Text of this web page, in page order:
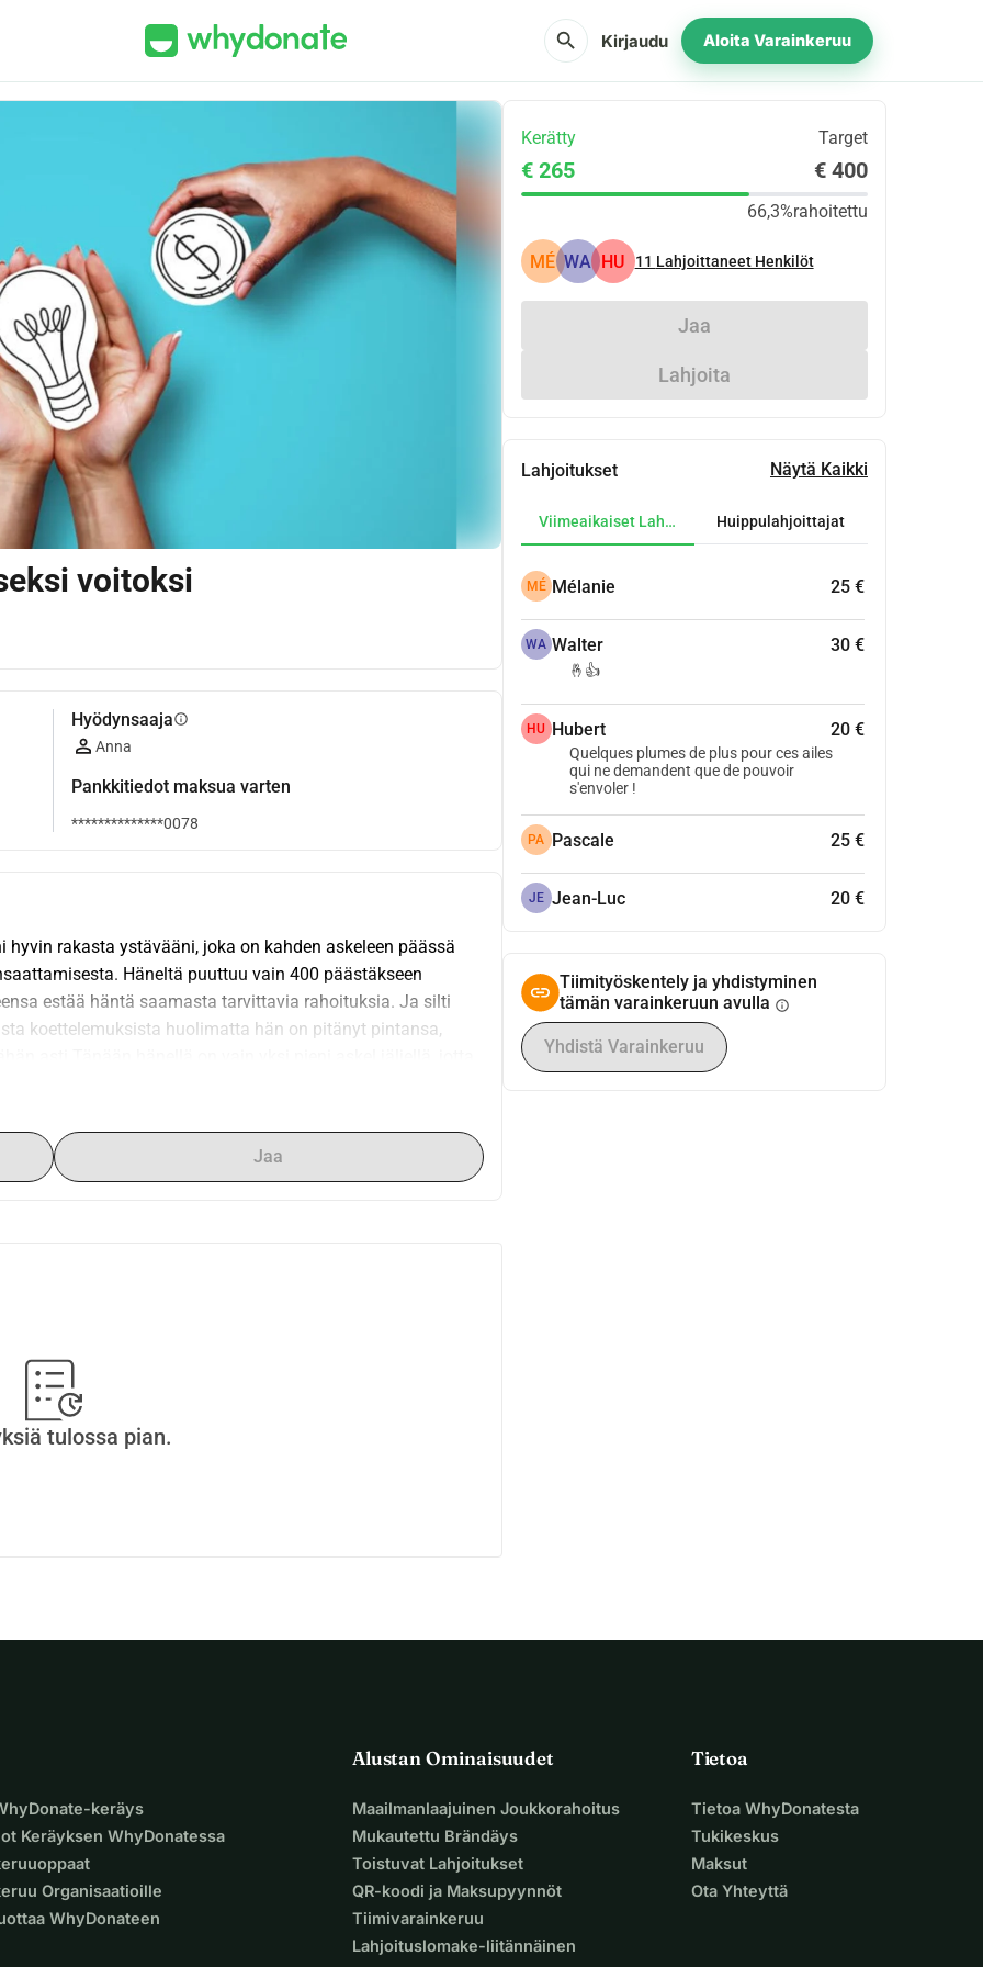
search Kirjaudu Aloita Varainkeruu
voitoksi
Hyödynsaajainfo
Anna
Pankkitiedot maksua varten
**************0078
rakasta ystävääni, joka on kahden askeleen päässä
Häneltä puuttuu vain 400 päästäkseen
estää häntä saamasta tarvittavia rahoituksia. Ja silti
koettelemuksista huolimatta hän on pitänyt pintansa,
syvästi, että hän ansaitsee päästä maaliin ja avata uusi
tähän kauniiseen seikkailuun
Jaa
tulossa pian.
Kerätty Target
€ 265 € 400
66,3%rahoitettu
MÉ WA HU 11 Lahjoittaneet Henkilöt
Jaa
Lahjoita
Lahjoitukset Näytä Kaikki
Viimeaikaiset LahjoituksetHuippulahjoittajat
MÉ Mélanie 25 €
WA Walter 30 €
🤞👍
HU Hubert 20 €
Quelques plumes de plus pour ces ailes
qui ne demandent que de pouvoir
s'envoler !
PA Pascale 25 €
JE Jean-Luc 20 €
Tiimityöskentely ja yhdistyminen
tämän varainkeruun avulla info
Yhdistä Varainkeruu
keräys
Keräyksen WhyDonatessa
Organisaatioille
WhyDonateen
Alustan Ominaisuudet
Maailmanlaajuinen Joukkorahoitus
Mukautettu Brändäys
Toistuvat Lahjoitukset
QR-koodi ja Maksupyynnöt
Tiimivarainkeruu
Lahjoituslomake-liitännäinen
Tietoa
Tietoa WhyDonatesta
Tukikeskus
Maksut
Ota Yhteyttä